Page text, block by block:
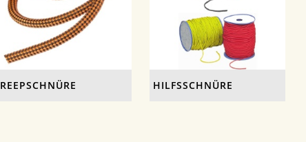
REEPSCHNÜRE HILFSSCHNÜRE